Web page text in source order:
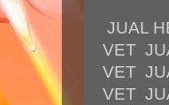
JUAL
VET
VET
VET